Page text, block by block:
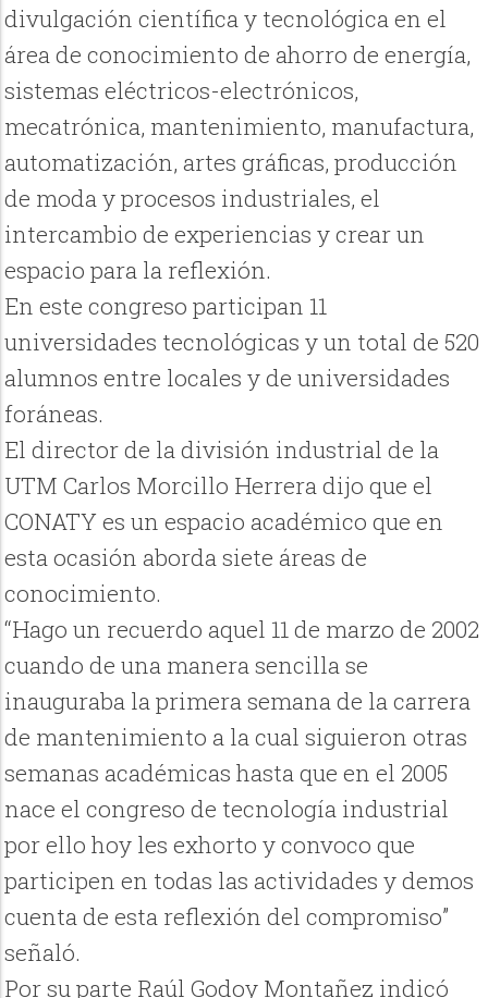
divulgación científica y tecnológica en el
área de conocimiento de ahorro de energía,
sistemas eléctricos-electrónicos,
mecatrónica, mantenimiento, manufactura,
automatización, artes gráficas, producción
de moda y procesos industriales, el
intercambio de experiencias y crear un
espacio para la reflexión.
En este congreso participan 11
universidades tecnológicas y un total de 520
alumnos entre locales y de universidades
foráneas.
El director de la división industrial de la
UTM Carlos Morcillo Herrera dijo que el
CONATY es un espacio académico que en
esta ocasión aborda siete áreas de
conocimiento.
“Hago un recuerdo aquel 11 de marzo de 2002
cuando de una manera sencilla se
inauguraba la primera semana de la carrera
de mantenimiento a la cual siguieron otras
semanas académicas hasta que en el 2005
nace el congreso de tecnología industrial
por ello hoy les exhorto y convoco que
participen en todas las actividades y demos
cuenta de esta reflexión del compromiso”
señaló.
Por su parte Raúl Godoy Montañez indicó